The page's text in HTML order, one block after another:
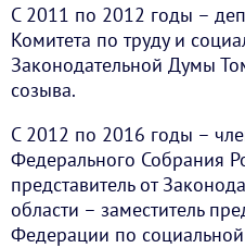
С 2011 по 2012 годы –
Комитета по труду и
Законодательной Думы
созыва.
С 2012 по 2016 годы –
Федерального Собрания
представитель от
области – заместитель
Федерации по